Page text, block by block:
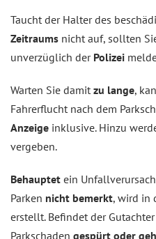
Taucht der Halter des
Zeitraums nicht auf, sollten
unverzüglich der Polizei
Warten Sie damit zu lange,
Fahrerflucht nach dem
Anzeige inklusive. Hinzu
vergeben.
Behauptet ein
Parken nicht bemerkt, wird in
erstellt. Befindet der
Parkschaden gespürt oder